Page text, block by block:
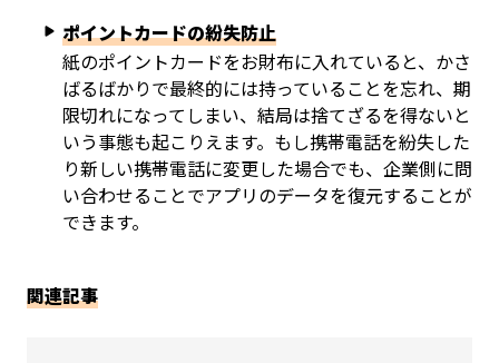
ポイントカードの紛失防止
紙のポイントカードをお財布に入れていると、かさ
ばるばかりで最終的には持っていることを忘れ、期
限切れになってしまい、結局は捨てざるを得ないと
いう事態も起こりえます。もし携帯電話を紛失した
り新しい携帯電話に変更した場合でも、企業側に問
い合わせることでアプリのデータを復元することが
できます。
関連記事